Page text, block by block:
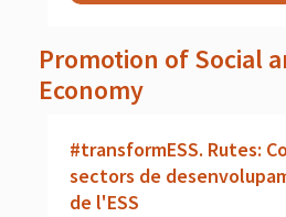
Promotion of Social
Economy
#transformESS. Rutes:
sectors de
de l'ESS